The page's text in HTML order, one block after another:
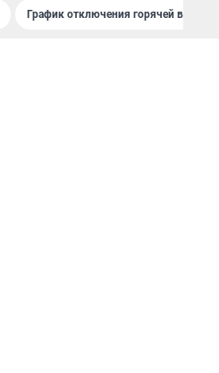
График отключения горячей воды в